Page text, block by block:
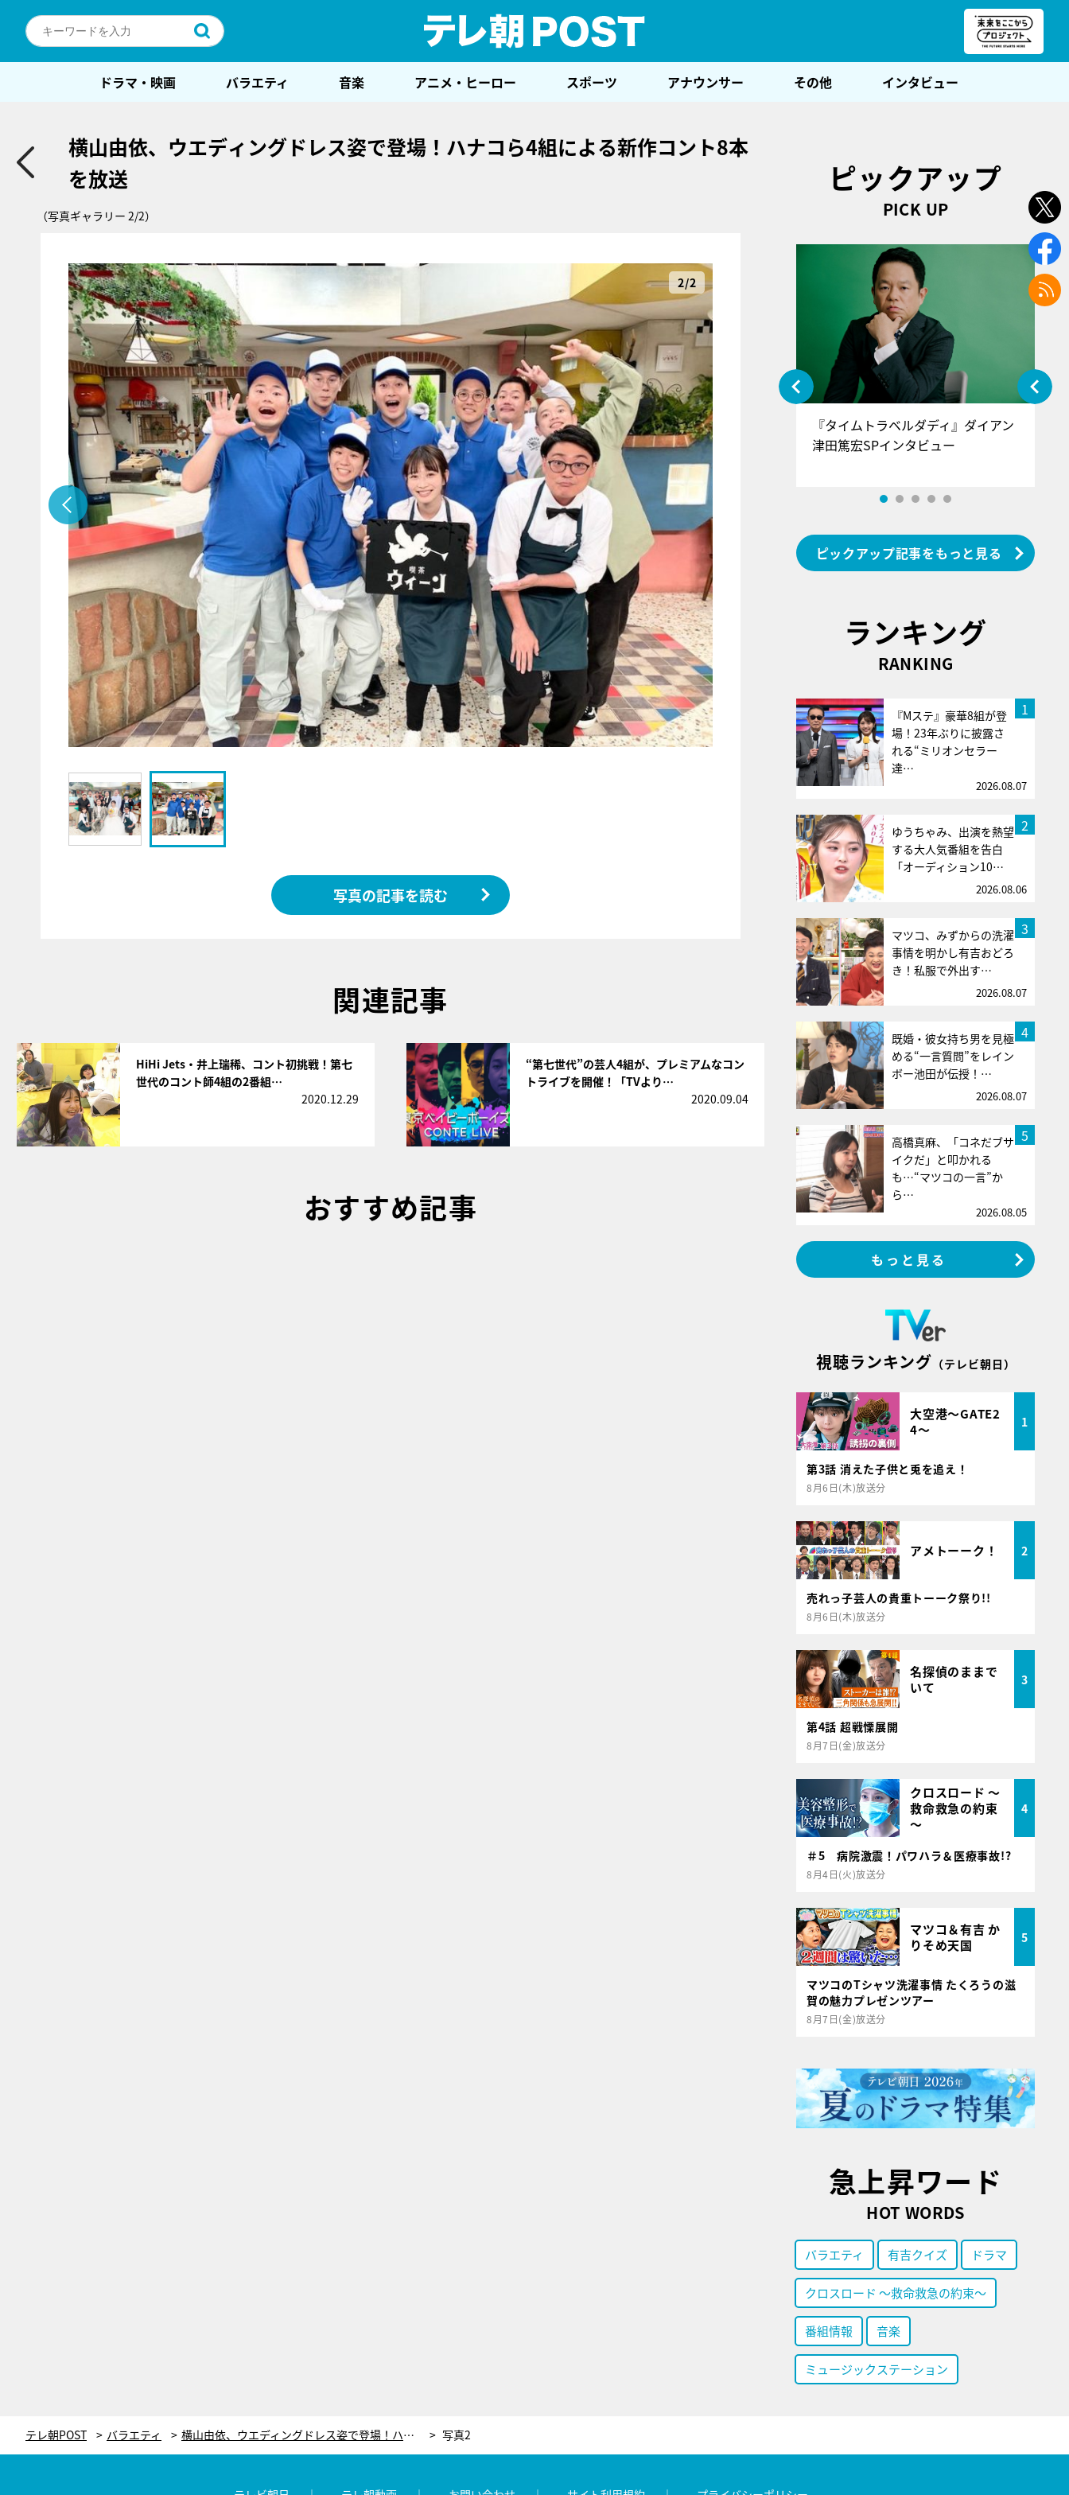
ドラマ・映画 バラエティ 音楽 アニメ・ヒーロー スポーツ アナウンサー その他 インタビュー
横山由依、ウエディングドレス姿で登場！ハナコら4組による新作コント8本
を放送
（写真ギャラリー 2/2）
2/2
写真の記事を読む
関連記事
HiHi Jets・井上瑞稀、コント初挑戦！第七
世代のコント師4組の2番組…
2020.12.29
“第七世代”の芸人4組が、プレミアムなコン
トライブを開催！「TVより…
2020.09.04
おすすめ記事
ピックアップ
PICK UP
『アイ＝ラブ！げーみんぐ』＝LOV
E齋藤樹愛羅＆佐々木舞香SPインタ
ビュー
『タイムトラベルダディ』ダイアン
津田篤宏SPインタビュー
ピックアップ記事をもっと見る
ランキング
RANKING
1
『Mステ』豪華8組が登
場！23年ぶりに披露さ
れる“ミリオンセラー
達…
2026.08.07
2
ゆうちゃみ、出演を熱望
する大人気番組を告白
「オーディション10…
2026.08.06
3
マツコ、みずからの洗濯
事情を明かし有吉おどろ
き！私服で外出す…
2026.08.07
4
既婚・彼女持ち男を見極
める“一言質問”をレイン
ボー池田が伝授！…
2026.08.07
5
高橋真麻、「コネだブサ
イクだ」と叩かれる
も…“マツコの一言”か
ら…
2026.08.05
もっと見る
視聴ランキング （テレビ朝日）
大空港～GATE2
4～
1
第3話 消えた子供と兎を追え！
8月6日(木)放送分
アメトーーク！ 2
売れっ子芸人の貴重トーーク祭り!!
8月6日(木)放送分
名探偵のままで
いて
3
第4話 超戦慄展開
8月7日(金)放送分
クロスロード ～
救命救急の約束
～
4
＃5 病院激震！パワハラ＆医療事故!?
8月4日(火)放送分
マツコ＆有吉 か
りそめ天国
5
マツコのTシャツ洗濯事情 たくろうの滋
賀の魅力プレゼンツアー
8月7日(金)放送分
急上昇ワード
HOT WORDS
バラエティ 有吉クイズ ドラマ
クロスロード ～救命救急の約束～
番組情報 音楽
ミュージックステーション
テレ朝POST バラエティ 横山由依、ウエディングドレス姿で登場！ハナコら4組による新作コント8本を放送 写真2